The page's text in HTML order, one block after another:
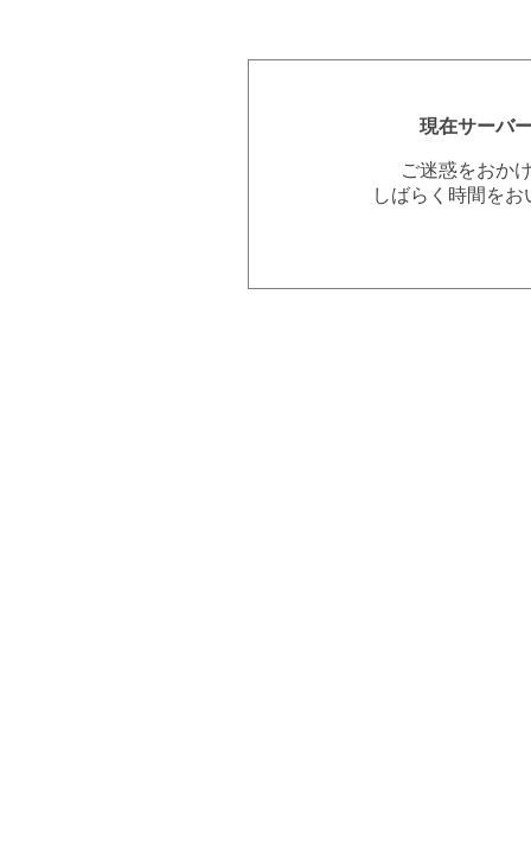
現在サーバ
ご迷惑をおか
しばらく時間を